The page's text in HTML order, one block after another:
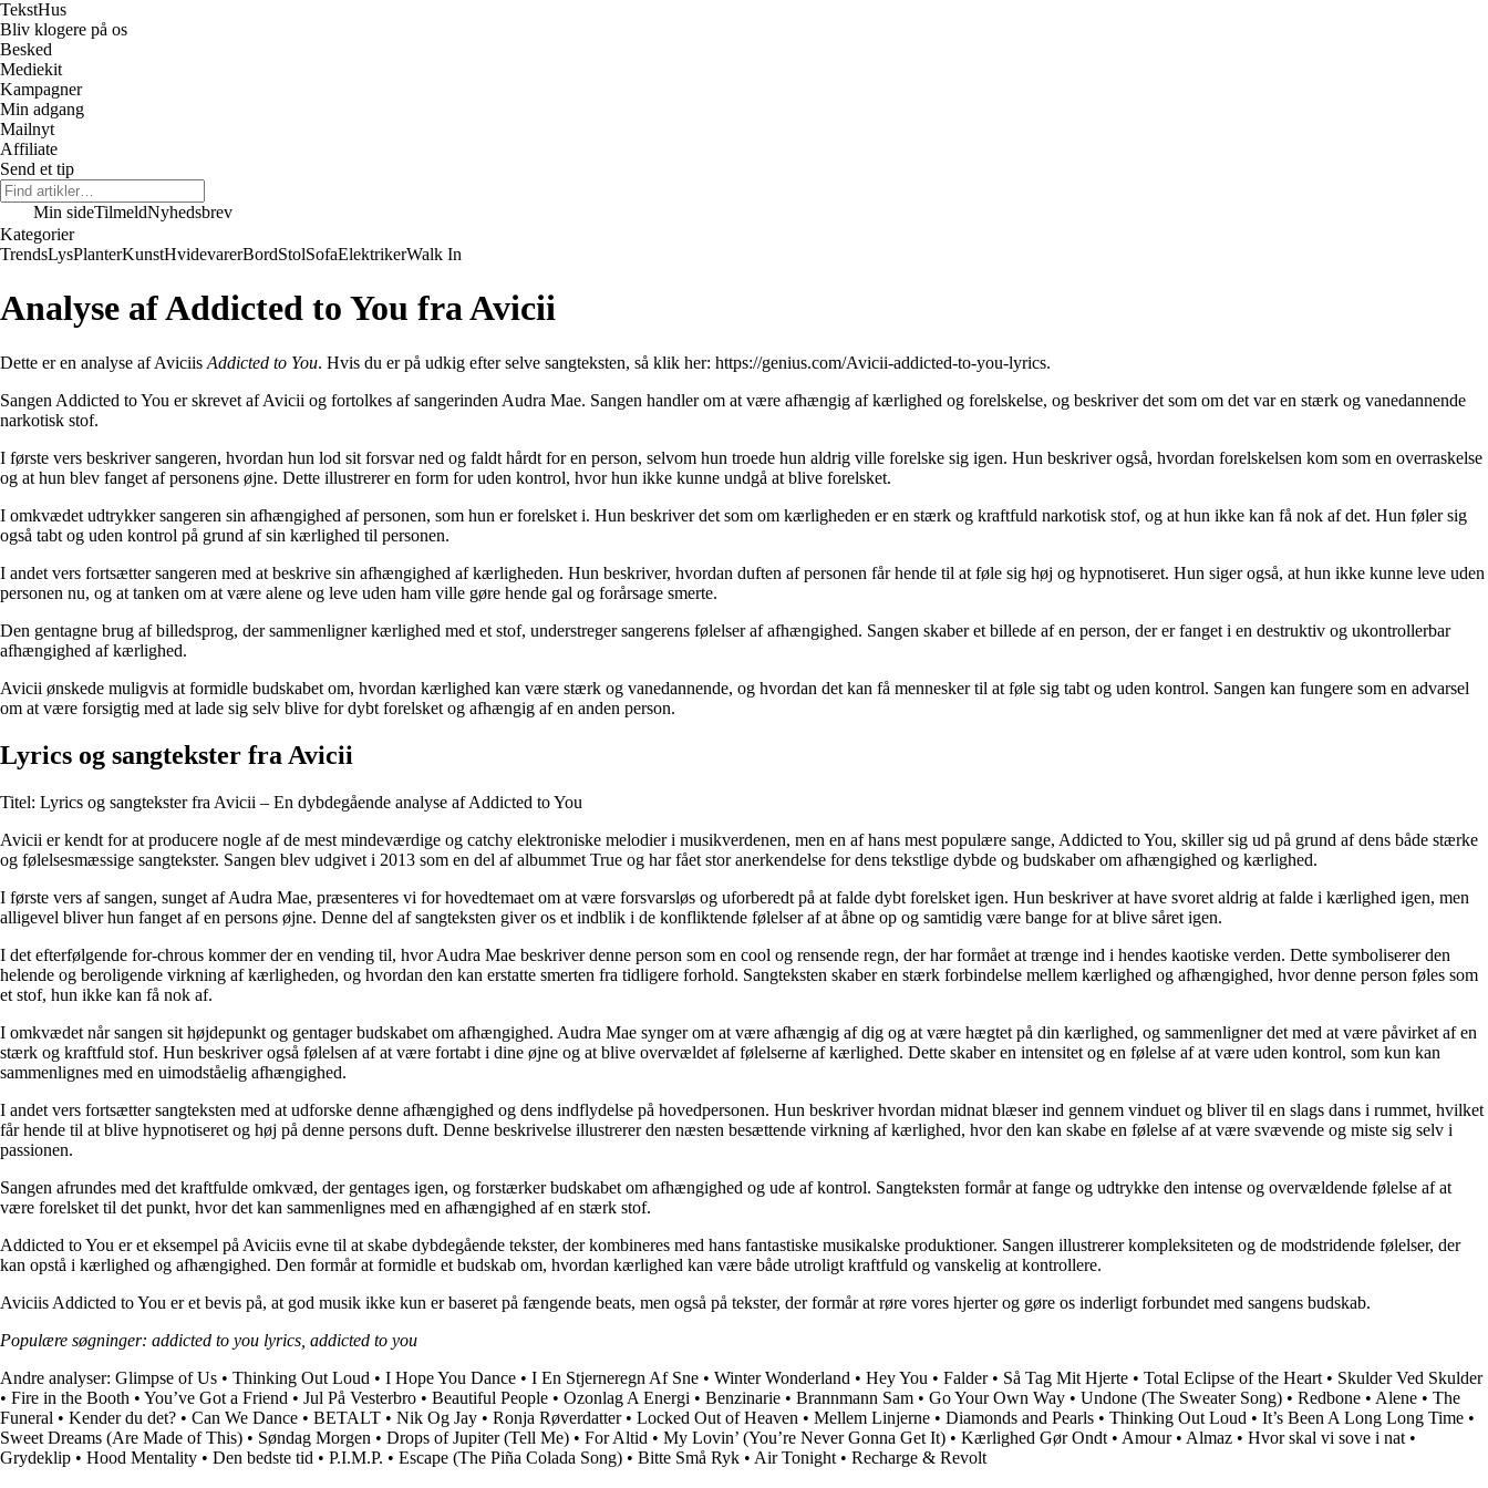
TekstHus
Bliv klogere på os
Besked
Mediekit
Kampagner
Min adgang
Mailnyt
Affiliate
Send et tip
Min sideTilmeldNyhedsbrev
Kategorier
TrendsLysPlanterKunstHvidevarerBordStolSofaElektrikerWalk In
Analyse af Addicted to You fra Avicii
Dette er en analyse af Aviciis Addicted to You. Hvis du er på udkig efter selve sangteksten, så klik her: https://genius.com/Avicii-addicted-to-you-lyrics.
Sangen Addicted to You er skrevet af Avicii og fortolkes af sangerinden Audra Mae. Sangen handler om at være afhængig af kærlighed og forelskelse, og beskriver det som om det var en stærk og vanedannende
narkotisk stof.
I første vers beskriver sangeren, hvordan hun lod sit forsvar ned og faldt hårdt for en person, selvom hun troede hun aldrig ville forelske sig igen. Hun beskriver også, hvordan forelskelsen kom som en overraskelse
og at hun blev fanget af personens øjne. Dette illustrerer en form for uden kontrol, hvor hun ikke kunne undgå at blive forelsket.
I omkvædet udtrykker sangeren sin afhængighed af personen, som hun er forelsket i. Hun beskriver det som om kærligheden er en stærk og kraftfuld narkotisk stof, og at hun ikke kan få nok af det. Hun føler sig
også tabt og uden kontrol på grund af sin kærlighed til personen.
I andet vers fortsætter sangeren med at beskrive sin afhængighed af kærligheden. Hun beskriver, hvordan duften af personen får hende til at føle sig høj og hypnotiseret. Hun siger også, at hun ikke kunne leve uden
personen nu, og at tanken om at være alene og leve uden ham ville gøre hende gal og forårsage smerte.
Den gentagne brug af billedsprog, der sammenligner kærlighed med et stof, understreger sangerens følelser af afhængighed. Sangen skaber et billede af en person, der er fanget i en destruktiv og ukontrollerbar
afhængighed af kærlighed.
Avicii ønskede muligvis at formidle budskabet om, hvordan kærlighed kan være stærk og vanedannende, og hvordan det kan få mennesker til at føle sig tabt og uden kontrol. Sangen kan fungere som en advarsel
om at være forsigtig med at lade sig selv blive for dybt forelsket og afhængig af en anden person.
Lyrics og sangtekster fra Avicii
Titel: Lyrics og sangtekster fra Avicii – En dybdegående analyse af Addicted to You
Avicii er kendt for at producere nogle af de mest mindeværdige og catchy elektroniske melodier i musikverdenen, men en af hans mest populære sange, Addicted to You, skiller sig ud på grund af dens både stærke
og følelsesmæssige sangtekster. Sangen blev udgivet i 2013 som en del af albummet True og har fået stor anerkendelse for dens tekstlige dybde og budskaber om afhængighed og kærlighed.
I første vers af sangen, sunget af Audra Mae, præsenteres vi for hovedtemaet om at være forsvarsløs og uforberedt på at falde dybt forelsket igen. Hun beskriver at have svoret aldrig at falde i kærlighed igen, men
alligevel bliver hun fanget af en persons øjne. Denne del af sangteksten giver os et indblik i de konfliktende følelser af at åbne op og samtidig være bange for at blive såret igen.
I det efterfølgende for-chrous kommer der en vending til, hvor Audra Mae beskriver denne person som en cool og rensende regn, der har formået at trænge ind i hendes kaotiske verden. Dette symboliserer den
helende og beroligende virkning af kærligheden, og hvordan den kan erstatte smerten fra tidligere forhold. Sangteksten skaber en stærk forbindelse mellem kærlighed og afhængighed, hvor denne person føles som
et stof, hun ikke kan få nok af.
I omkvædet når sangen sit højdepunkt og gentager budskabet om afhængighed. Audra Mae synger om at være afhængig af dig og at være hægtet på din kærlighed, og sammenligner det med at være påvirket af en
stærk og kraftfuld stof. Hun beskriver også følelsen af at være fortabt i dine øjne og at blive overvældet af følelserne af kærlighed. Dette skaber en intensitet og en følelse af at være uden kontrol, som kun kan
sammenlignes med en uimodståelig afhængighed.
I andet vers fortsætter sangteksten med at udforske denne afhængighed og dens indflydelse på hovedpersonen. Hun beskriver hvordan midnat blæser ind gennem vinduet og bliver til en slags dans i rummet, hvilket
får hende til at blive hypnotiseret og høj på denne persons duft. Denne beskrivelse illustrerer den næsten besættende virkning af kærlighed, hvor den kan skabe en følelse af at være svævende og miste sig selv i
passionen.
Sangen afrundes med det kraftfulde omkvæd, der gentages igen, og forstærker budskabet om afhængighed og ude af kontrol. Sangteksten formår at fange og udtrykke den intense og overvældende følelse af at
være forelsket til det punkt, hvor det kan sammenlignes med en afhængighed af en stærk stof.
Addicted to You er et eksempel på Aviciis evne til at skabe dybdegående tekster, der kombineres med hans fantastiske musikalske produktioner. Sangen illustrerer kompleksiteten og de modstridende følelser, der
kan opstå i kærlighed og afhængighed. Den formår at formidle et budskab om, hvordan kærlighed kan være både utroligt kraftfuld og vanskelig at kontrollere.
Aviciis Addicted to You er et bevis på, at god musik ikke kun er baseret på fængende beats, men også på tekster, der formår at røre vores hjerter og gøre os inderligt forbundet med sangens budskab.
Populære søgninger: addicted to you lyrics, addicted to you
Andre analyser: Glimpse of Us • Thinking Out Loud • I Hope You Dance • I En Stjerneregn Af Sne • Winter Wonderland • Hey You • Falder• Så Tag Mit Hjerte • Total Eclipse of the Heart • Skulder Ved Skulder
• Fire in the Booth • You’ve Got a Friend • Jul På Vesterbro • Beautiful People • Ozonlag A Energi • Benzinarie • Brannmann Sam • Go Your Own Way • Undone (The Sweater Song) • Redbone • Alene • The
Funeral • Kender du det? • Can We Dance • BETALT • Nik Og Jay • Ronja Røverdatter• Locked Out of Heaven • Mellem Linjerne • Diamonds and Pearls • Thinking Out Loud • It’s Been A Long Long Time •
Sweet Dreams (Are Made of This) • Søndag Morgen • Drops of Jupiter (Tell Me) • For Altid • My Lovin’ (You’re Never Gonna Get It) • Kærlighed Gør Ondt • Amour• Almaz • Hvor skal vi sove i nat •
Grydeklip • Hood Mentality • Den bedste tid • P.I.M.P. • Escape (The Piña Colada Song) • Bitte Små Ryk • Air Tonight • Recharge & Revolt